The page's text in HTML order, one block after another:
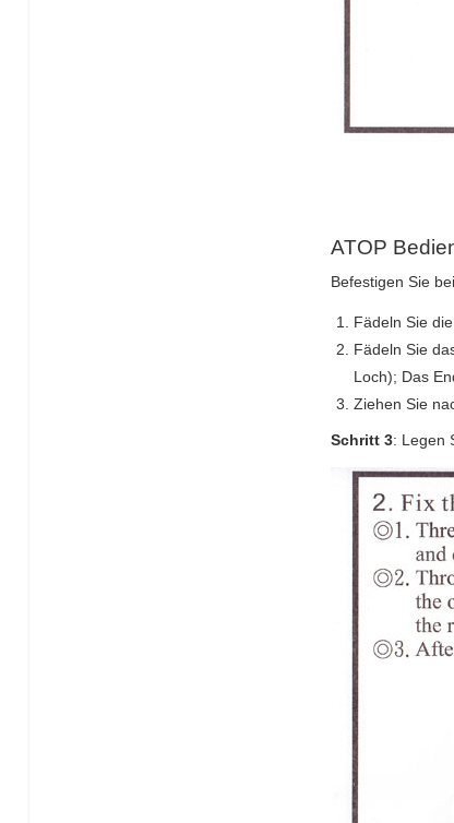
ATOP
Befestigen Sie
Fädeln Sie
Fädeln Sie
Loch); Das
Ziehen Sie
Schritt 3: Legen